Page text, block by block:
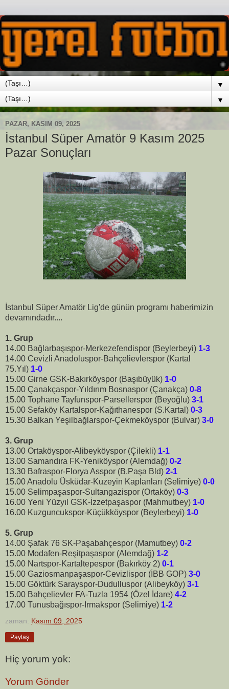
▼
▼
PAZAR, KASIM 09, 2025
İstanbul Süper Amatör 9 Kasım 2025
Pazar Sonuçları
İstanbul Süper Amatör Lig'de günün programı haberimizin
devamındadır....
1. Grup
14.00 Bağlarbaşıspor-Merkezefendispor (Beylerbeyi) 1-3
14.00 Cevizli Anadoluspor-Bahçelievlerspor (Kartal
75.Yıl) 1-0
15.00 Girne GSK-Bakırköyspor (Başıbüyük) 1-0
15.00 Çanakçaspor-Yıldırım Bosnaspor (Çanakça) 0-8
15.00 Tophane Tayfunspor-Parsellerspor (Beyoğlu) 3-1
15.00 Sefaköy Kartalspor-Kağıthanespor (S.Kartal) 0-3
15.30 Balkan Yeşilbağlarspor-Çekmeköyspor (Bulvar) 3-0
3. Grup
13.00 Ortaköyspor-Alibeyköyspor (Çilekli) 1-1
13.00 Samandıra FK-Yeniköyspor (Alemdağ) 0-2
13.30 Bafraspor-Florya Asspor (B.Paşa Bld) 2-1
15.00 Anadolu Üsküdar-Kuzeyin Kaplanları (Selimiye) 0-0
15.00 Selimpaşaspor-Sultangazispor (Ortaköy) 0-3
16.00 Yeni Yüzyıl GSK-İzzetpaşaspor (Mahmutbey) 1-0
16.00 Kuzguncukspor-Küçükköyspor (Beylerbeyi) 1-0
5. Grup
14.00 Şafak 76 SK-Paşabahçespor (Mamutbey) 0-2
15.00 Modafen-Reşitpaşaspor (Alemdağ) 1-2
15.00 Nartspor-Kartaltepespor (Bakırköy 2) 0-1
15.00 Gaziosmanpaşaspor-Cevizlispor (İBB GOP) 3-0
15.00 Göktürk Sarayspor-Dudulluspor (Alibeyköy) 3-1
15.00 Bahçelievler FA-Tuzla 1954 (Özel İdare) 4-2
17.00 Tunusbağıspor-Irmakspor (Selimiye) 1-2
zaman: Kasım 09, 2025
Paylaş
Hiç yorum yok:
Yorum Gönder